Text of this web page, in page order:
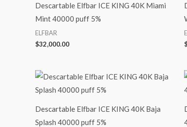
Descartable Elfbar ICE KING 40K Miami
Mint 40000 puff 5%
ELFBAR
$32,000.00
Descartable Elfbar ICE KING 40K Baja
Splash 40000 puff 5%